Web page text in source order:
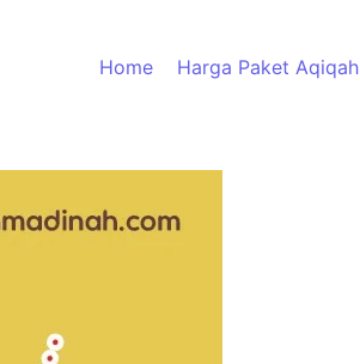
Home Harga Paket Aqiqah